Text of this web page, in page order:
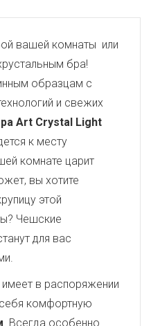
вашей комнаты или
бра!
образцам с
и свежих
Art Crystal Light
к месту
комнате царит
вы хотите
этой
Чешские
для вас
имеет в распоряжении
комфортную
. Всегда особенно